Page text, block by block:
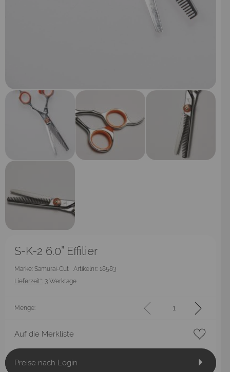
S-K-2 6.0” Effilier
Marke: Samurai-Cut Artikelnr.: 18583
Lieferzeit*: 3 Werktage
Menge:
Auf die Merkliste
Preise nach Login